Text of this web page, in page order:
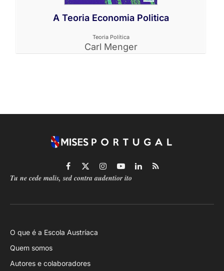
A Teoria Economia Politica
Teoria Política
Carl Menger
Facebook
X
(Twitter)
Instagram
YouTubeLinkedIn
RSS
Tu ne cede malis, sed contra audentior ito
O que é a Escola Austríaca
Quem somos
Autores e colaboradores